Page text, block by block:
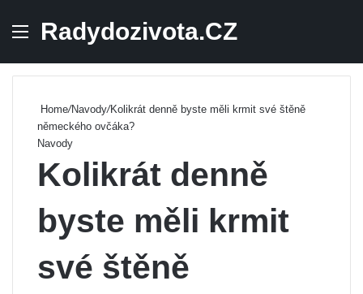
Menu
Radydozivota.CZ
Home/Navody/Kolikrát denně byste měli krmit své štěně
německého ovčáka?
Navody
Kolikrát denně
byste měli krmit
své štěně